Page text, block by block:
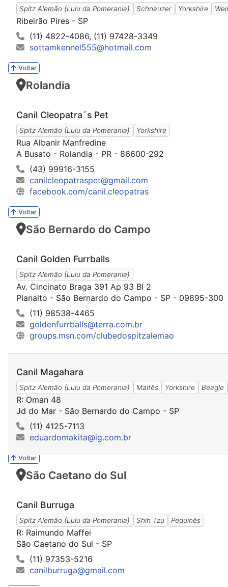
Spitz Alemão (Lulu da Pomerania) Schnauzer Yorkshire
Ribeirão Pires - SP
(11) 4822-4086, (11) 97428-3349
sottamkennel555@hotmail.com
Voltar
Rolandia
Canil Cleopatra´s Pet
Spitz Alemão (Lulu da Pomerania) Yorkshire
Rua Albanir Manfredine
A Busato - Rolandia - PR - 86600-292
(43) 99916-3155
canilcleopatraspet@gmail.com
facebook.com/canil.cleopatras
Voltar
São Bernardo do Campo
Canil Golden Furrballs
Spitz Alemão (Lulu da Pomerania)
Av. Cincinato Braga 391 Ap 93 Bl 2
Planalto - São Bernardo do Campo - SP - 09895-300
(11) 98538-4465
goldenfurrballs@terra.com.br
groups.msn.com/clubedospitzalemao
Canil Magahara
Spitz Alemão (Lulu da Pomerania) Maltês Yorkshire Beagle
R: Oman 48
Jd do Mar - São Bernardo do Campo - SP
(11) 4125-7113
eduardomakita@ig.com.br
Voltar
São Caetano do Sul
Canil Burruga
Spitz Alemão (Lulu da Pomerania) Shih Tzu Pequinês
R: Raimundo Maffei
São Caetano do Sul - SP
(11) 97353-5216
canilburruga@gmail.com